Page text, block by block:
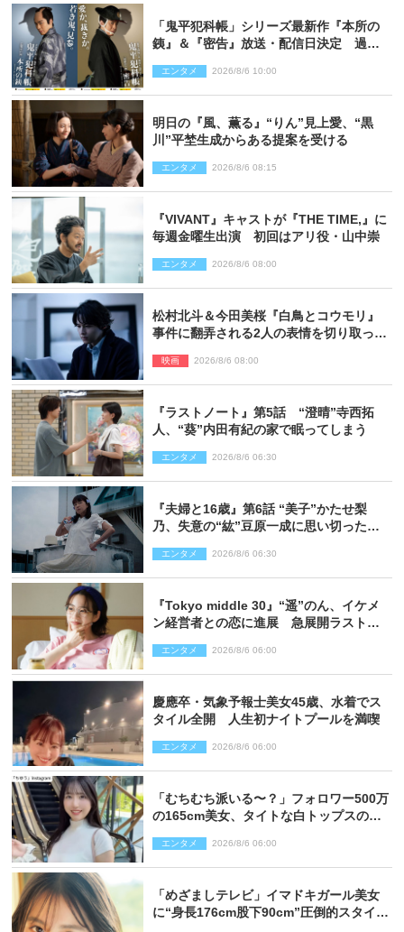
「鬼平犯科帳」シリーズ最新作『本所の
銕』＆『密告』放送・配信日決定 過去
エンタメ 2026/8/6 10:00
明日の『風、薫る』“りん”見上愛、“黒
川”平埜生成からある提案を受ける
エンタメ 2026/8/6 08:15
『VIVANT』キャストが『THE TIME,』に
毎週金曜生出演 初回はアリ役・山中崇
エンタメ 2026/8/6 08:00
松村北斗＆今田美桜『白鳥とコウモリ』
事件に翻弄される2人の表情を切り取った
映画 2026/8/6 08:00
『ラストノート』第5話 “澄晴”寺西拓
人、“葵”内田有紀の家で眠ってしまう
エンタメ 2026/8/6 06:30
『夫婦と16歳』第6話 “美子”かたせ梨
乃、失意の“紘”豆原一成に思い切ったプ
エンタメ 2026/8/6 06:30
『Tokyo middle 30』“遥”のん、イケメ
ン経営者との恋に進展 急展開ラストに
エンタメ 2026/8/6 06:00
慶應卒・気象予報士美女45歳、水着でス
タイル全開 人生初ナイトプールを満喫
エンタメ 2026/8/6 06:00
「むちむち派いる〜？」フォロワー500万
の165cm美女、タイトな白トップスの抜
エンタメ 2026/8/6 06:00
「めざましテレビ」イマドキガール美女
に“身長176cm股下90cm”圧倒的スタイル